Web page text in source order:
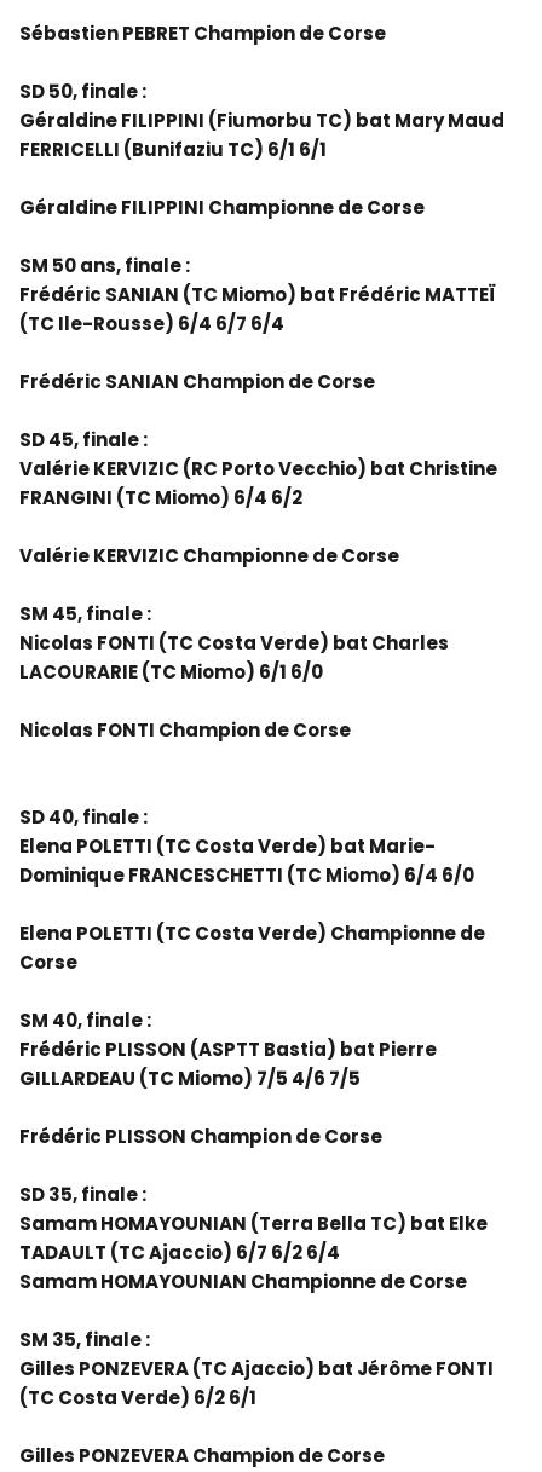
Sébastien PEBRET Champion de Corse
SD 50, finale :
Géraldine FILIPPINI (Fiumorbu TC) bat Mary Maud
FERRICELLI (Bunifaziu TC) 6/1 6/1
Géraldine FILIPPINI Championne de Corse
SM 50 ans, finale :
Frédéric SANIAN (TC Miomo) bat Frédéric MATTEÏ
(TC Ile-Rousse) 6/4 6/7 6/4
Frédéric SANIAN Champion de Corse
SD 45, finale :
Valérie KERVIZIC (RC Porto Vecchio) bat Christine
FRANGINI (TC Miomo) 6/4 6/2
Valérie KERVIZIC Championne de Corse
SM 45, finale :
Nicolas FONTI (TC Costa Verde) bat Charles
LACOURARIE (TC Miomo) 6/1 6/0
Nicolas FONTI Champion de Corse
SD 40, finale :
Elena POLETTI (TC Costa Verde) bat Marie-
Dominique FRANCESCHETTI (TC Miomo) 6/4 6/0
Elena POLETTI (TC Costa Verde) Championne de
Corse
SM 40, finale :
Frédéric PLISSON (ASPTT Bastia) bat Pierre
GILLARDEAU (TC Miomo) 7/5 4/6 7/5
Frédéric PLISSON Champion de Corse
SD 35, finale :
Samam HOMAYOUNIAN (Terra Bella TC) bat Elke
TADAULT (TC Ajaccio) 6/7 6/2 6/4
Samam HOMAYOUNIAN Championne de Corse
SM 35, finale :
Gilles PONZEVERA (TC Ajaccio) bat Jérôme FONTI
(TC Costa Verde) 6/2 6/1
Gilles PONZEVERA Champion de Corse